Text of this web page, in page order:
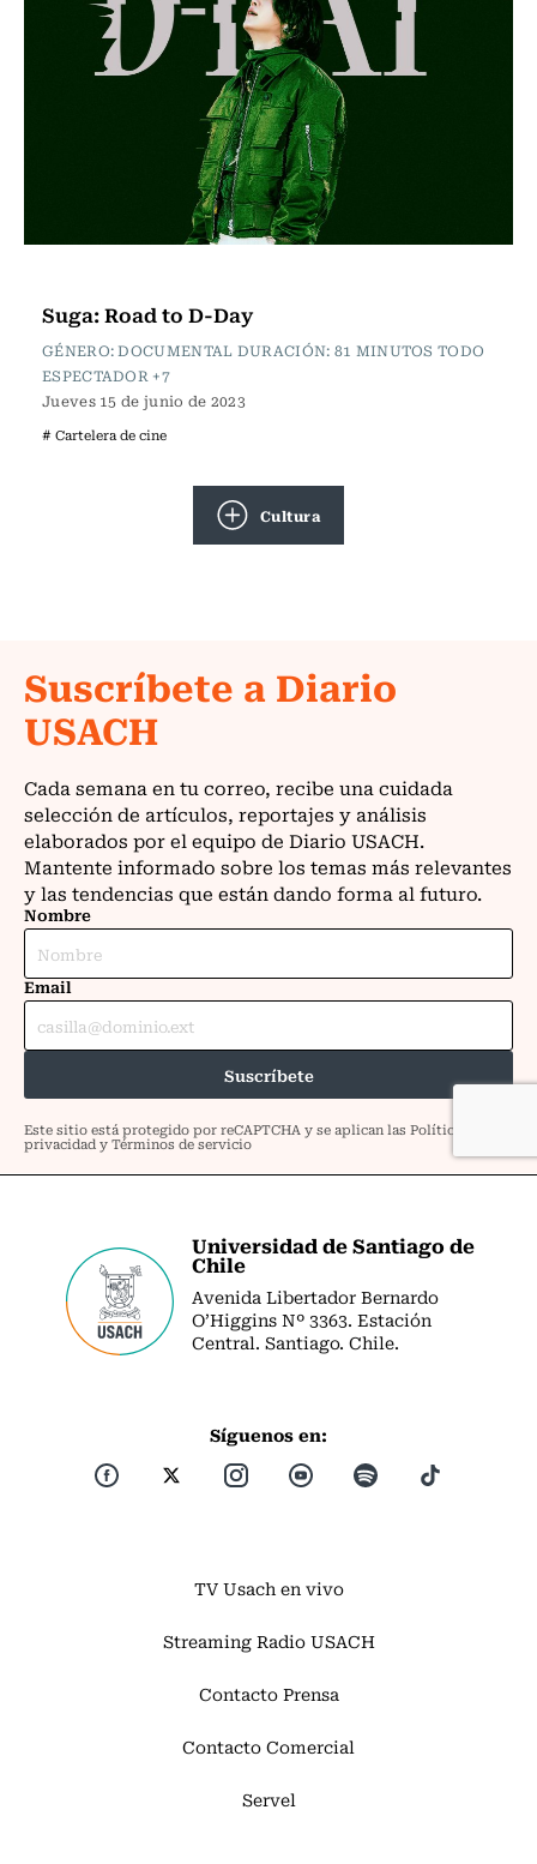
Suga: Road to D-Day
GÉNERO: DOCUMENTAL DURACIÓN: 81 MINUTOS TODO
ESPECTADOR +7
Jueves 15 de junio de 2023
# Cartelera de cine
Cultura
Universidad de Santiago de
Chile
Avenida Libertador Bernardo
O’Higgins Nº 3363. Estación
Central. Santiago. Chile.
Síguenos en:
TV Usach en vivo
Streaming Radio USACH
Contacto Prensa
Contacto Comercial
Servel